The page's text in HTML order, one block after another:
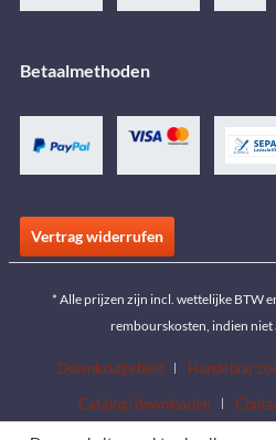
Betaalmethoden
Vertrag widerrufen
* Alle prijzen zijn incl. wettelijke BTW
rembourskosten, indien niet
Downloadgebied Handelaar
Catalogi downloaden